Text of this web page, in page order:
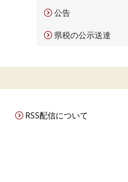
公告
県税の公示送達
RSS配信について